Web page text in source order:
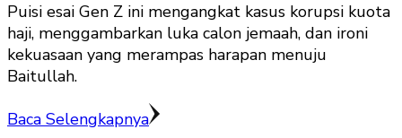
Puisi esai Gen Z ini mengangkat kasus korupsi kuota
haji, menggambarkan luka calon jemaah, dan ironi
kekuasaan yang merampas harapan menuju
Baitullah.
Baca Selengkapnya